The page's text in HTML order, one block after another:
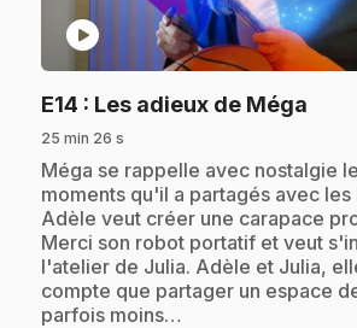
play_circle
E14 : Les adieux de Méga
25 min 26 s
.Méga se rappelle avec nostalgie
moments qu'il a partagés avec
Adèle veut créer une carapace
Merci son robot portatif et veut
l'atelier de Julia. Adèle et Julia,
compte que partager un espace
parfois moins…